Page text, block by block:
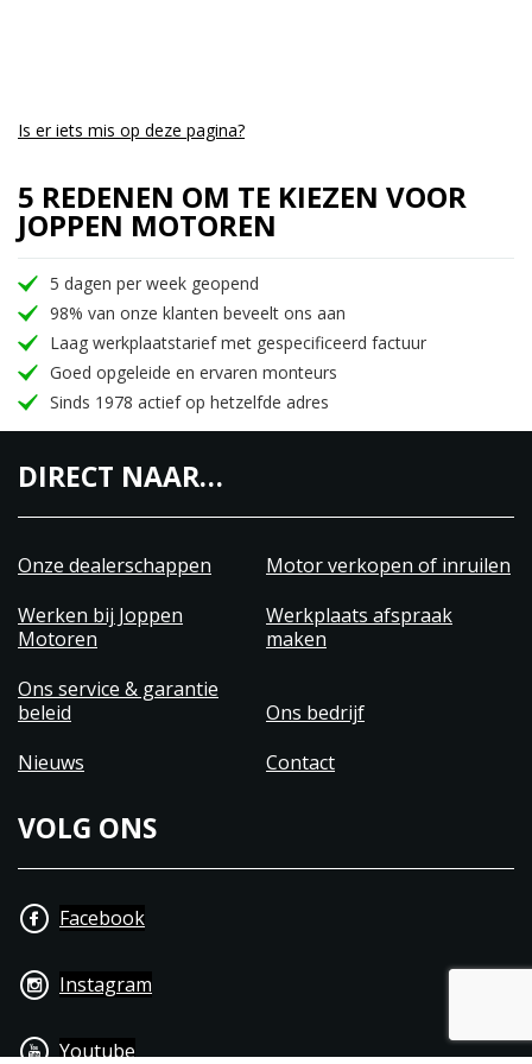
Is er iets mis op deze pagina?
5 REDENEN OM TE KIEZEN VOOR
JOPPEN MOTOREN
5 dagen per week geopend
98% van onze klanten beveelt ons aan
Laag werkplaatstarief met gespecificeerd factuur
Goed opgeleide en ervaren monteurs
Sinds 1978 actief op hetzelfde adres
DIRECT NAAR…
Onze dealerschappen
Motor verkopen of inruilen
Werken bij Joppen
Motoren
Werkplaats afspraak
maken
Ons service & garantie
beleid
Ons bedrijf
Nieuws
Contact
VOLG ONS
Facebook
Instagram
Youtube